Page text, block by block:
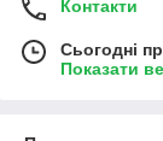
Контакти
Сьогодні
Показати